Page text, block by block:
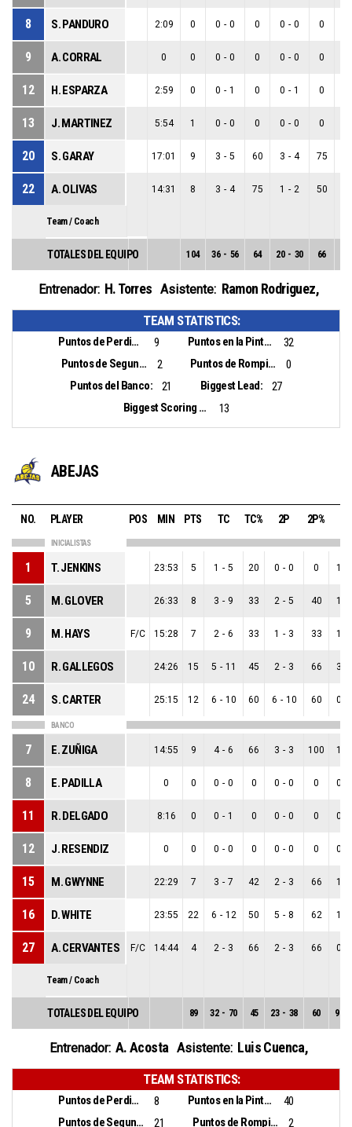
8 S. PANDURO 2:09 0 0 - 0 0 0 - 0 0
9 A. CORRAL 0 0 0 - 0 0 0 - 0 0
12 H. ESPARZA 2:59 0 0 - 1 0 0 - 1 0
13 J. MARTINEZ 5:54 1 0 - 0 0 0 - 0 0
20 S. GARAY 17:01 9 3 - 5 60 3 - 4 75
22 A. OLIVAS 14:31 8 3 - 4 75 1 - 2 50
Team / Coach
TOTALES DEL EQUIPO 104 36 - 56 64 20 - 30 66
Entrenador: H. Torres Asistente: Ramon Rodriguez,
TEAM STATISTICS:
Puntos de Perdidas: 9 Puntos en la Pintura:
32
Puntos de Segunda Oportunidad:
2 Puntos de Rompiento Rapido (Contraataque):
0
Puntos del Banco:
21 Biggest Lead:
27
Biggest Scoring Run:
13
ABEJAS
NO. PLAYER POS MIN PTS TC TC% 2P 2P%
INICIALISTAS
1 T. JENKINS 23:53 5 1 - 5 20 0 - 0 0 1
5 M. GLOVER 26:33 8 3 - 9 33 2 - 5 40 1
9 M. HAYS F/C 15:28 7 2 - 6 33 1 - 3 33 1
10 R. GALLEGOS 24:26 15 5 - 11 45 2 - 3 66 3
24 S. CARTER 25:15 12 6 - 10 60 6 - 10 60 0
BANCO
7 E. ZUÑIGA 14:55 9 4 - 6 66 3 - 3 100 1
8 E. PADILLA 0 0 0 - 0 0 0 - 0 0 0
11 R. DELGADO 8:16 0 0 - 1 0 0 - 0 0 0
12 J. RESENDIZ 0 0 0 - 0 0 0 - 0 0 0
15 M. GWYNNE 22:29 7 3 - 7 42 2 - 3 66 1
16 D. WHITE 23:55 22 6 - 12 50 5 - 8 62 1
27 A. CERVANTES F/C 14:44 4 2 - 3 66 2 - 3 66 0
Team / Coach
TOTALES DEL EQUIPO 89 32 - 70 45 23 - 38 60 9
Entrenador: A. Acosta Asistente: Luis Cuenca,
TEAM STATISTICS:
Puntos de Perdidas: 8 Puntos en la Pintura:
40
Puntos de Segunda Oportunidad:
21 Puntos de Rompiento Rapido (Contraataque):
2